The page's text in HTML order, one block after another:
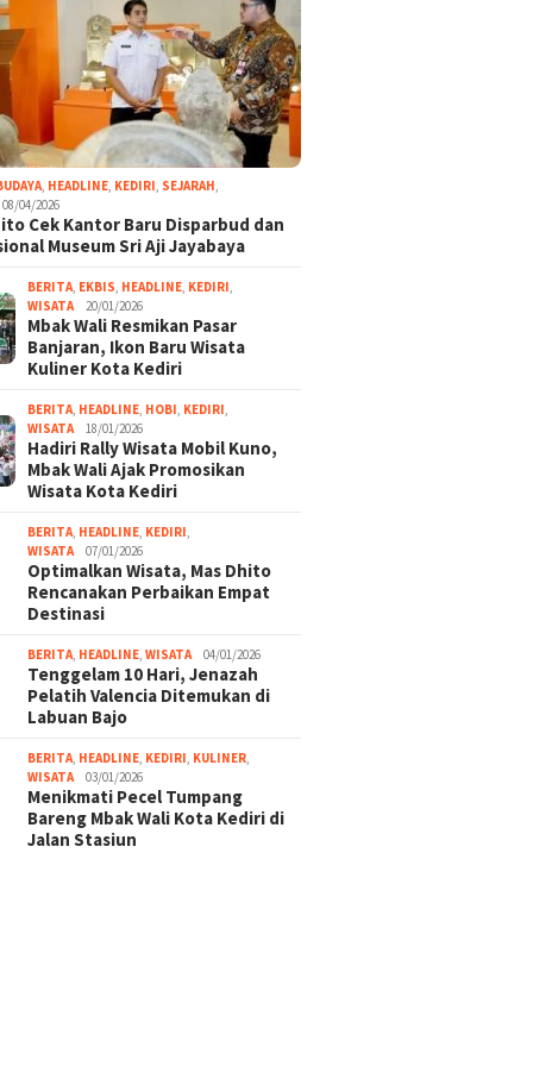
, HEADLINE, KEDIRI, SEJARAH,
08/04/2026
Cek Kantor Baru Disparbud dan
Museum Sri Aji Jayabaya
BERITA, EKBIS, HEADLINE, KEDIRI,
WISATA
20/01/2026
Mbak Wali Resmikan Pasar
Banjaran, Ikon Baru Wisata
Kuliner Kota Kediri
BERITA, HEADLINE, HOBI, KEDIRI,
WISATA
18/01/2026
Hadiri Rally Wisata Mobil Kuno,
Mbak Wali Ajak Promosikan
Wisata Kota Kediri
BERITA, HEADLINE, KEDIRI,
WISATA
07/01/2026
Optimalkan Wisata, Mas Dhito
Rencanakan Perbaikan Empat
Destinasi
BERITA, HEADLINE,WISATA 04/01/2026
Tenggelam 10 Hari, Jenazah
Pelatih Valencia Ditemukan di
Labuan Bajo
BERITA, HEADLINE, KEDIRI, KULINER,
WISATA
03/01/2026
Menikmati Pecel Tumpang
Bareng Mbak Wali Kota Kediri di
Jalan Stasiun